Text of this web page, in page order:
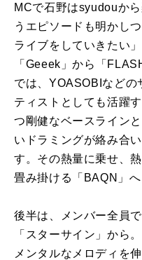
MCで石野はsyudouか
うエピソードも明かし
ライブをしていきたい
「Geeek」から「
では、YOASOBIなどの
ティストとしても活躍
つ剛健なベースライン
いドラミングが絡み合
す。その熱量に乗せ、
畳み掛ける「BAQN」
後半は、メンバー全員
「スターサイン」から
メンタルなメロディを